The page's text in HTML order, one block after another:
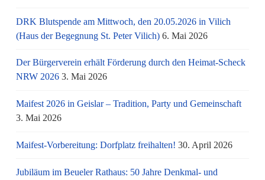
DRK Blutspende am Mittwoch, den 20.05.2026 in Vilich
(Haus der Begegnung St. Peter Vilich) 6. Mai 2026
Der Bürgerverein erhält Förderung durch den Heimat-Scheck
NRW 2026 3. Mai 2026
Maifest 2026 in Geislar – Tradition, Party und Gemeinschaft
3. Mai 2026
Maifest-Vorbereitung: Dorfplatz freihalten! 30. April 2026
Jubiläum im Beueler Rathaus: 50 Jahre Denkmal- und